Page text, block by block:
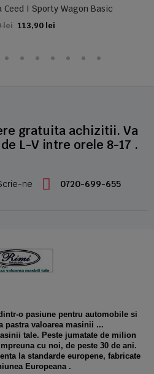
I Sporty Wagon Basic
lei 113,90 lei
IN COS
gratuita achizitii. Va
L-V intre orele 8-17 .
ne 0720-699-655
o pasiune pentru automobile si
pastra valoarea masinii ...
tale. Peste jumatate de milion
cu noi, de peste 30 de ani.
la standarde europene, fabricate
Europeana .